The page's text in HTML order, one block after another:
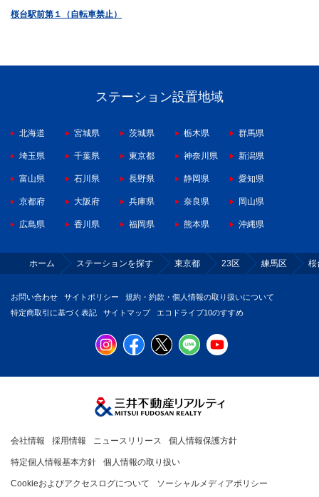
桜台駅前第１（自転車禁止）
ステーション設置地域
北海道 宮城県 茨城県 栃木県 群馬県
埼玉県 千葉県 東京都 神奈川県 新潟県
富山県 石川県 長野県 静岡県 愛知県
京都府 大阪府 兵庫県 奈良県 岡山県
広島県 香川県 福岡県 熊本県 沖縄県
ホーム ステーションを探す 東京都 23区 練馬区 桜
お問い合わせ サイトポリシー
規約・約款・個人情報の取り扱いについて
特定商取引に基づく表記
サイトマップ エコドライブ10のすすめ
会社情報 採用情報 ニュースリリース 個人情報保護方針
特定個人情報基本方針 個人情報の取り扱い
Cookieおよびアクセスログについて ソーシャルメディアポリシー